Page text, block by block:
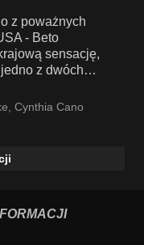
z poważnych
- Beto
sensację,
z dwóch
, Cynthia Cano